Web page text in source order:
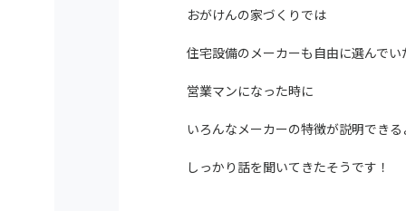
おがけんの家づくりでは
住宅設備のメーカーも自由に選んで
営業マンになった時に
いろんなメーカーの特徴が説明でき
しっかり話を聞いてきたそうです！